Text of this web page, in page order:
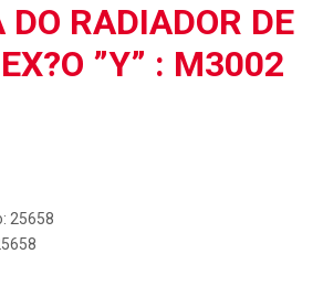
RADIADOR DE
”Y” : M3002
25658